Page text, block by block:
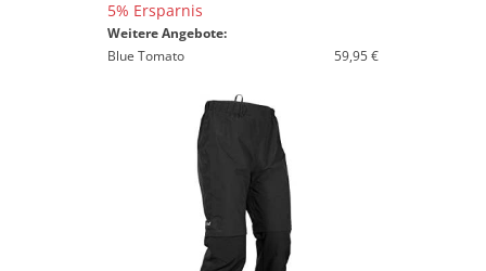
5% Ersparnis
Weitere Angebote:
Blue Tomato
59,95 €